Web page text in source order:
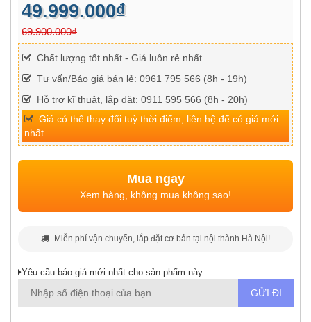
49.999.000₫
69.900.000₫
Chất lượng tốt nhất - Giá luôn rẻ nhất.
Tư vấn/Báo giá bán lẻ: 0961 795 566 (8h - 19h)
Hỗ trợ kĩ thuật, lắp đặt: 0911 595 566 (8h - 20h)
Giá có thể thay đổi tuỳ thời điểm, liên hệ để có giá mới
nhất.
Mua ngay
Xem hàng, không mua không sao!
Miễn phí vận chuyển, lắp đặt cơ bản tại nội thành Hà Nội!
Yêu cầu báo giá mới nhất cho sản phẩm này.